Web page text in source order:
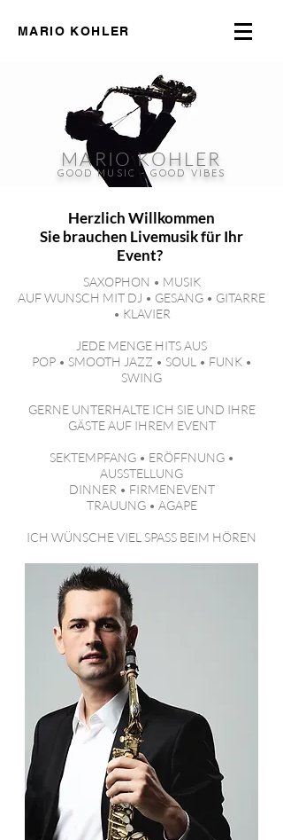
MARIO KOHLER
MARIO KOHLER
GOOD MUSIC - GOOD VIBES
Herzlich Willkommen
Sie brauchen Livemusik für Ihr
Event?
SAXOPHON • MUSIK
AUF WUNSCH MIT DJ • GESANG • GITARRE
• KLAVIER
JEDE MENGE HITS AUS
POP • SMOOTH JAZZ • SOUL • FUNK •
SWING
GERNE UNTERHALTE ICH SIE UND IHRE
GÄSTE AUF IHREM EVENT
SEKTEMPFANG • ERÖFFNUNG •
AUSSTELLUNG
DINNER • FIRMENEVENT
TRAUUNG • AGAPE
ICH WÜNSCHE VIEL SPASS BEIM HÖREN